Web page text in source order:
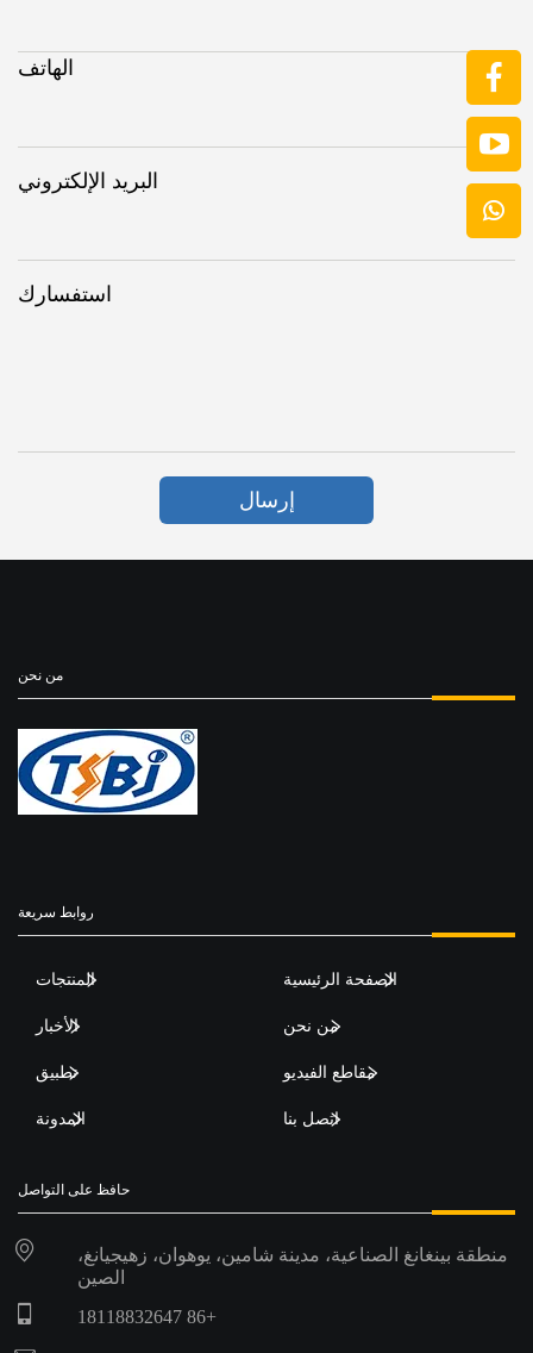
الهاتف
البريد الإلكتروني
استفسارك
إرسال
من نحن
روابط سريعة
الصفحة الرئيسية المنتجات
من نحن الأخبار
مقاطع الفيديو تطبيق
اتصل بنا المدونة
حافظ على التواصل
منطقة بينغانغ الصناعية، مدينة شامين، يوهوان، زهيجيانغ،
الصين
+86 18118832647